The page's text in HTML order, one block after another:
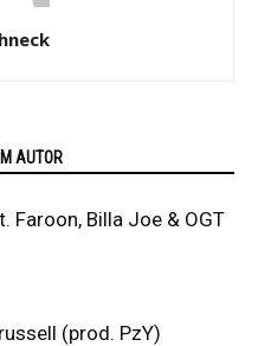
AUTOR
Faroon, Billa Joe & OGT
(prod. PzY)